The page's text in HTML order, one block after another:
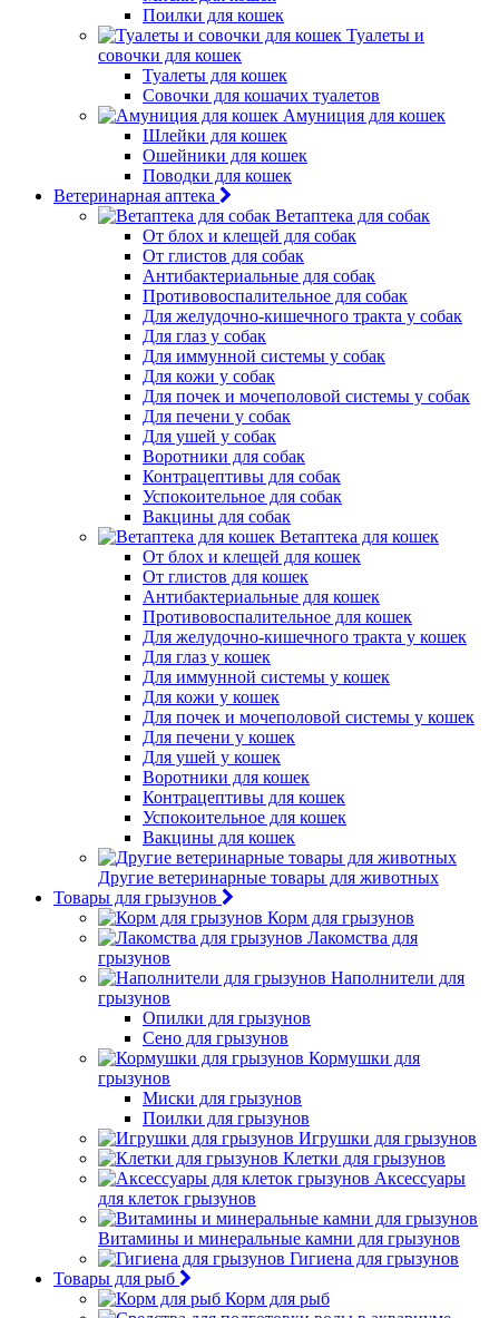
Поилки для кошек
Туалеты и
совочки для кошек
Туалеты для кошек
Совочки для кошачих туалетов
Амуниция для кошек
Шлейки для кошек
Ошейники для кошек
Поводки для кошек
Ветеринарная аптека
Ветаптека для собак
От блох и клещей для собак
От глистов для собак
Антибактериальные для собак
Противовоспалительное для собак
Для желудочно-кишечного тракта у собак
Для глаз у собак
Для иммунной системы у собак
Для кожи у собак
Для почек и мочеполовой системы у собак
Для печени у собак
Для ушей у собак
Воротники для собак
Контрацептивы для собак
Успокоительное для собак
Вакцины для собак
Ветаптека для кошек
От блох и клещей для кошек
От глистов для кошек
Антибактериальные для кошек
Противовоспалительное для кошек
Для желудочно-кишечного тракта у кошек
Для глаз у кошек
Для иммунной системы у кошек
Для кожи у кошек
Для почек и мочеполовой системы у кошек
Для печени у кошек
Для ушей у кошек
Воротники для кошек
Контрацептивы для кошек
Успокоительное для кошек
Вакцины для кошек
Другие ветеринарные товары для животных
Товары для грызунов
Корм для грызунов
Лакомства для
грызунов
Наполнители для
грызунов
Опилки для грызунов
Сено для грызунов
Кормушки для
грызунов
Миски для грызунов
Поилки для грызунов
Игрушки для грызунов
Клетки для грызунов
Аксессуары
для клеток грызунов
Витамины и минеральные камни для грызунов
Гигиена для грызунов
Товары для рыб
Корм для рыб